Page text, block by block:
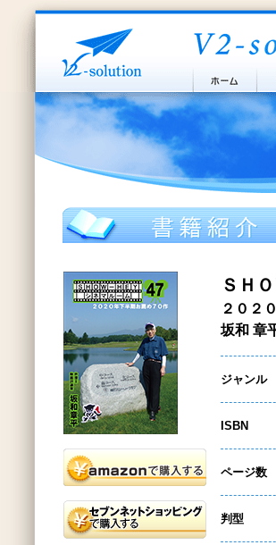
ＳＨ
２０２
坂和 章
ジャンル
ISBN
ページ数
判型